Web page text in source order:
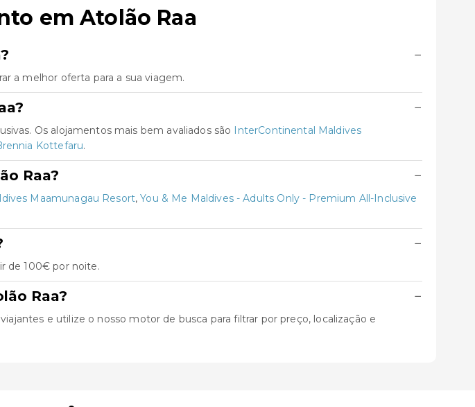
em Atolão Raa
−
a melhor oferta para a sua viagem.
−
Os alojamentos mais bem avaliados são InterContinental Maldives
Kottefaru.
Raa? −
Maamunagau Resort,You & Me Maldives - Adults Only - Premium All-Inclusive
−
de 100€ por noite.
Raa? −
e utilize o nosso motor de busca para filtrar por preço, localização e